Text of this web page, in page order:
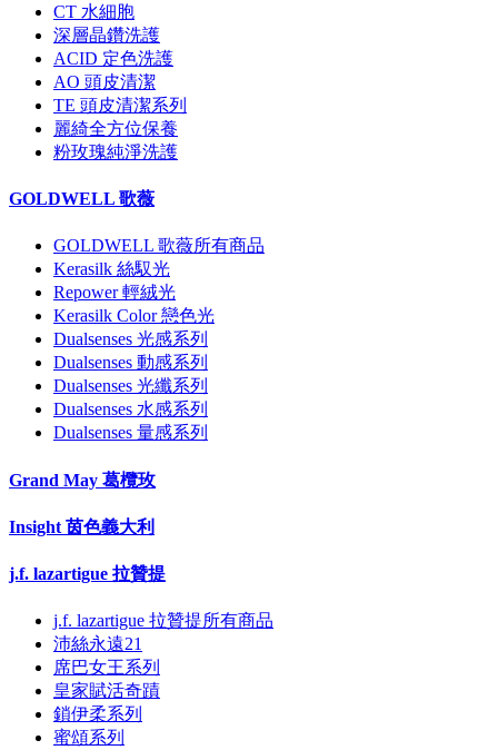
CT 水細胞
深層晶鑽洗護
ACID 定色洗護
AO 頭皮清潔
TE 頭皮清潔系列
麗綺全方位保養
粉玫瑰純淨洗護
GOLDWELL 歌薇
GOLDWELL 歌薇所有商品
Kerasilk 絲馭光
Repower 輕絨光
Kerasilk Color 戀色光
Dualsenses 光感系列
Dualsenses 動感系列
Dualsenses 光纖系列
Dualsenses 水感系列
Dualsenses 量感系列
Grand May 葛欖玫
Insight 茵色義大利
j.f. lazartigue 拉贊提
j.f. lazartigue 拉贊提所有商品
沛絲永遠21
席巴女王系列
皇家賦活奇蹟
鎖伊柔系列
蜜頌系列